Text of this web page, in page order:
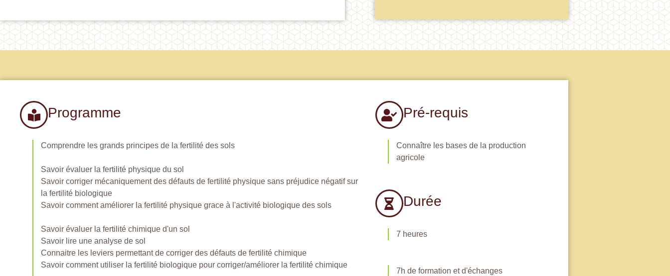
Programme
Comprendre les grands principes de la fertilité des sols
Savoir évaluer la fertilité physique du sol
Savoir corriger mécaniquement des défauts de fertilité physique sans préjudice négatif sur
la fertilité biologique
Savoir comment améliorer la fertilité physique grace à l'activité biologique des sols
Savoir évaluer la fertilité chimique d'un sol
Savoir lire une analyse de sol
Connaitre les leviers permettant de corriger des défauts de fertilité chimique
Savoir comment utiliser la fertilité biologique pour corriger/améliorer la fertilité chimique
Pré-requis
Connaître les bases de la production
agricole
Durée
7 heures
7h de formation et d'échanges